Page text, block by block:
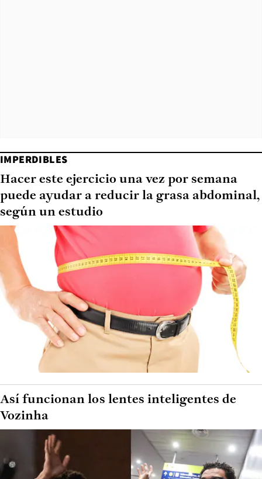
IMPERDIBLES
Hacer este ejercicio una vez por semana
puede ayudar a reducir la grasa abdominal,
según un estudio
Así funcionan los lentes inteligentes de
Vozinha